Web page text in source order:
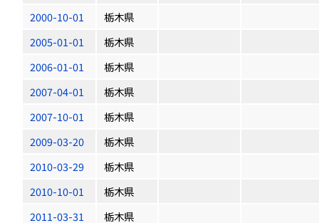
2000-10-01
栃木県
2005-01-01
栃木県
2006-01-01
栃木県
2007-04-01
栃木県
2007-10-01
栃木県
2009-03-20
栃木県
2010-03-29
栃木県
2010-10-01
栃木県
2011-03-31
栃木県